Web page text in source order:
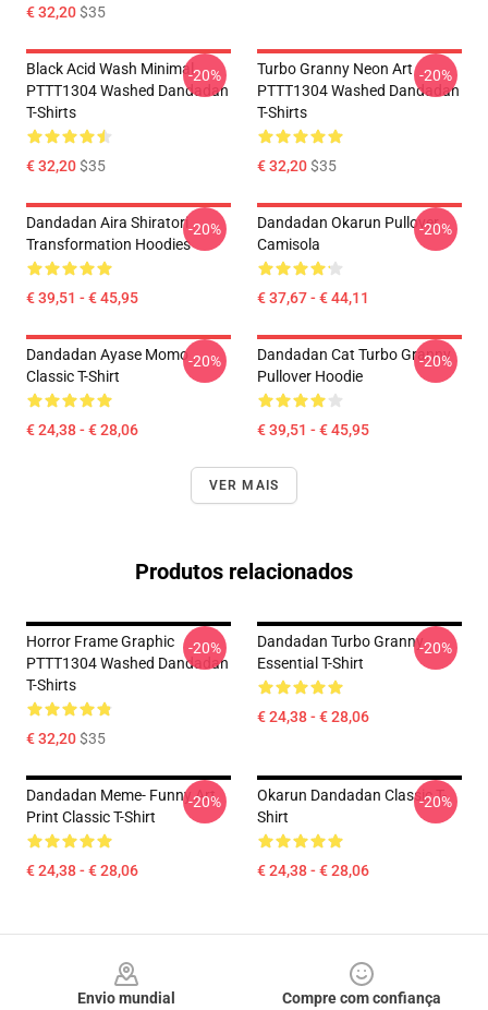
€ 32,20$35
Black Acid Wash Minimal
PTTT1304 Washed Dandadan
T-Shirts
€ 32,20$35
-20%
Turbo Granny Neon Art
PTTT1304 Washed Dandadan
T-Shirts
€ 32,20$35
-20%
Dandadan Aira Shiratori
Transformation Hoodies
€ 39,51 - € 45,95
-20%
Dandadan Okarun Pullover
Camisola
€ 37,67 - € 44,11
-20%
Dandadan Ayase Momo
Classic T-Shirt
€ 24,38 - € 28,06
-20%
Dandadan Cat Turbo Granny
Pullover Hoodie
€ 39,51 - € 45,95
-20%
VER MAIS
Produtos relacionados
Horror Frame Graphic
PTTT1304 Washed Dandadan
T-Shirts
€ 32,20$35
-20%
Dandadan Turbo Granny
Essential T-Shirt
€ 24,38 - € 28,06
-20%
Dandadan Meme- Funny Art
Print Classic T-Shirt
€ 24,38 - € 28,06
-20%
Okarun Dandadan Classic T-
Shirt
€ 24,38 - € 28,06
-20%
Envio mundial
Compre com confiança